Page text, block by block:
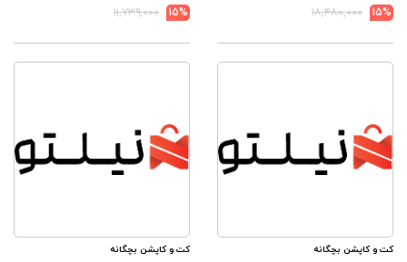
15%
۱۸,۴۸۰,۰۰۰
15%
۱۱,۷۳۹,۰۰۰
کت و کاپشن بچگانه کت و کاپشن بچگانه